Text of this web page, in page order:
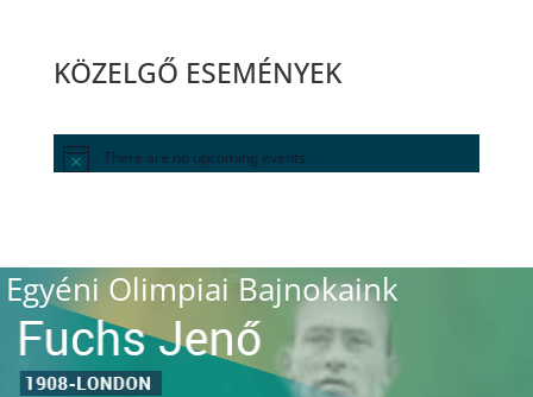
KÖZELGŐ ESEMÉNYEK
There are no upcoming events.
Egyéni Olimpiai Bajnokaink